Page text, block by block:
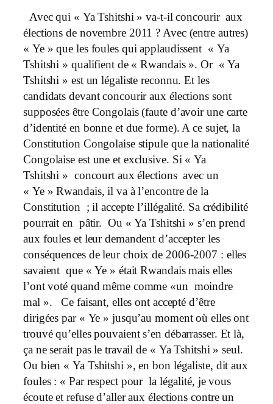
Avec qui « Ya Tshitshi » va-t-il concourir aux
élections de novembre 2011 ? Avec (entre autres)
« Ye » que les foules qui applaudissent « Ya
Tshitshi » qualifient de « Rwandais ». Or « Ya
Tshitshi » est un légaliste reconnu. Et les
candidats devant concourir aux élections sont
supposées être Congolais (faute d’avoir une carte
d’identité en bonne et due forme). A ce sujet, la
Constitution Congolaise stipule que la nationalité
Congolaise est une et exclusive. Si « Ya
Tshitshi » concourt aux élections avec un
« Ye » Rwandais, il va à l’encontre de la
Constitution ; il accepte l’illégalité. Sa crédibilité
pourrait en pâtir. Ou « Ya Tshitshi » s’en prend
aux foules et leur demandent d’accepter les
conséquences de leur choix de 2006-2007 : elles
savaient que « Ye » était Rwandais mais elles
l’ont voté quand même comme «un moindre
mal ». Ce faisant, elles ont accepté d’être
dirigées par « Ye » jusqu’au moment où elles ont
trouvé qu’elles pouvaient s’en débarrasser. Et là,
ça ne serait pas le travail de « Ya Tshitshi » seul.
Ou bien « Ya Tshitshi », en bon légaliste, dit aux
foules : « Par respect pour la légalité, je vous
écoute et refuse d’aller aux élections contre un